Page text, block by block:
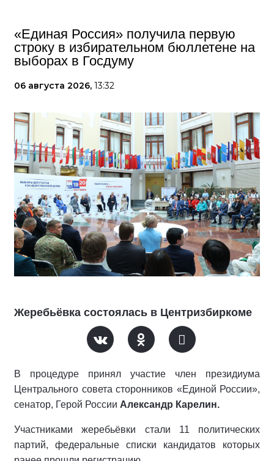
«Единая Россия» получила первую
строку в избирательном бюллетене на
выборах в Госдуму
06 августа 2026, 13:32
Жеребьёвка состоялась в Центризбиркоме
В процедуре принял участие член президиума
Центрального совета сторонников «Единой России»,
сенатор, Герой России Александр Карелин.
Участниками жеребьёвки стали 11 политических
партий, федеральные списки кандидатов которых